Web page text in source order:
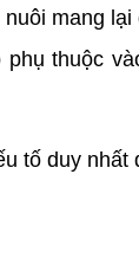
mang
thuộc
tố duy nhất